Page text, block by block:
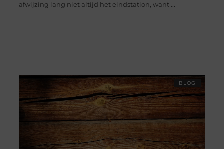
afwijzing lang niet altijd het eindstation, want ...
BLOG